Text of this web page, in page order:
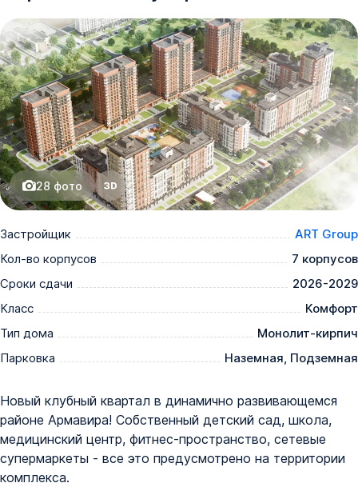
28 фото
Застройщик
ART Group
Кол-во корпусов
7 корпусов
Сроки сдачи
2026-2029
Класс
Комфорт
Тип дома
Монолит-кирпич
Парковка
Наземная, Подземная
Новый клубный квартал в динамично развивающемся
районе Армавира! Собственный детский сад, школа,
медицинский центр, фитнес-пространство, сетевые
супермаркеты - все это предусмотрено на территории
комплекса.